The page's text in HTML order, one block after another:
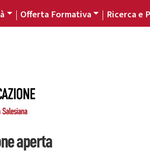
Offerta Formativa Ricerca e
aperta